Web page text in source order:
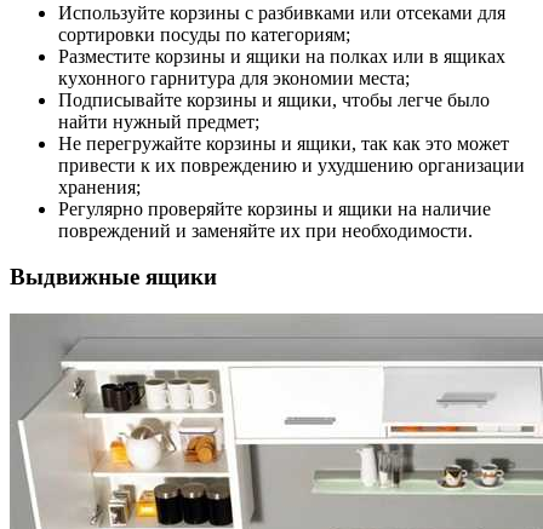
Используйте корзины с разбивками или отсеками для
сортировки посуды по категориям;
Разместите корзины и ящики на полках или в ящиках
кухонного гарнитура для экономии места;
Подписывайте корзины и ящики, чтобы легче было
найти нужный предмет;
Не перегружайте корзины и ящики, так как это может
привести к их повреждению и ухудшению организации
хранения;
Регулярно проверяйте корзины и ящики на наличие
повреждений и заменяйте их при необходимости.
Выдвижные ящики